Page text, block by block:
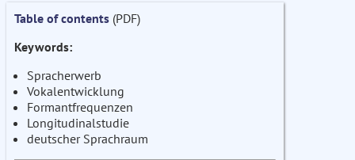
Table of contents (PDF)
Keywords:
Spracherwerb
Vokalentwicklung
Formantfrequenzen
Longitudinalstudie
deutscher Sprachraum